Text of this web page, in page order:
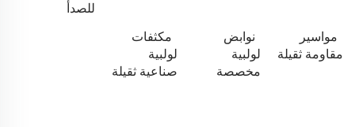
للصدأ
مواسير
مقاومة ثقيلة
نوابض
لولبية
مخصصة
مكثفات
لولبية
صناعية ثقيلة